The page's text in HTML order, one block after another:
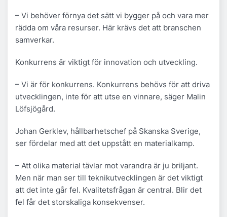
– Vi behöver förnya det sätt vi bygger på och vara mer
rädda om våra resurser. Här krävs det att branschen
samverkar.
Konkurrens är viktigt för innovation och utveckling.
– Vi är för konkurrens. Konkurrens behövs för att driva
utvecklingen, inte för att utse en vinnare, säger Malin
Löfsjögård.
Johan Gerklev, hållbarhetschef på Skanska Sverige,
ser fördelar med att det uppstått en materialkamp.
– Att olika material tävlar mot varandra är ju briljant.
Men när man ser till teknikutvecklingen är det viktigt
att det inte går fel. Kvalitetsfrågan är central. Blir det
fel får det storskaliga konsekvenser.